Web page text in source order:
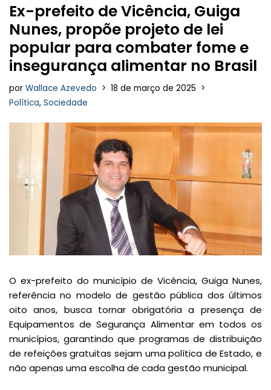
Ex-prefeito de Vicência, Guiga
Nunes, propõe projeto de lei
popular para combater fome e
insegurança alimentar no Brasil
por Wallace Azevedo
18 de março de 2025
Política, Sociedade
O ex-prefeito do município de Vicência, Guiga Nunes,
referência no modelo de gestão pública dos últimos
oito anos, busca tornar obrigatória a presença de
Equipamentos de Segurança Alimentar em todos os
municípios, garantindo que programas de distribuição
de refeições gratuitas sejam uma política de Estado, e
não apenas uma escolha de cada gestão municipal.